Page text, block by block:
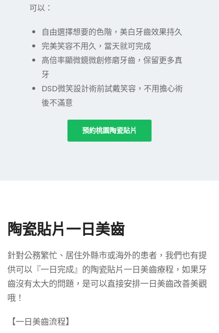
可以：
自由選擇想要的色階，美白牙齒效果持久
完美笑容不用久，當天就可完成
高倍率顯微鏡微創修磨牙齒，保留更多真
牙
DSD微笑設計術前試戴笑容，不用擔心術
後不滿意
預約桃園陶瓷貼片
陶瓷貼片一日美齒
針對公務繁忙、居住外縣市或海外的患者，我們也有提
供可以『一日完成』的陶瓷貼片一日美齒療程，如果牙
齒沒有太大的問題，是可以直接安排一日美齒改善美觀
哦！
【一日美齒流程】